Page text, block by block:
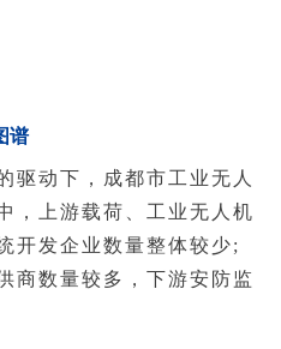
谱
驱动下，成都市工业无人
，上游载荷、工业无人机
开发企业数量整体较少;
商数量较多，下游安防监